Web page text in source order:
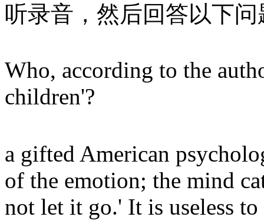
听录音，然后回答以下问
Who, according to the
children'?
a gifted American
of the emotion; the mind
not let it go.' It is useless